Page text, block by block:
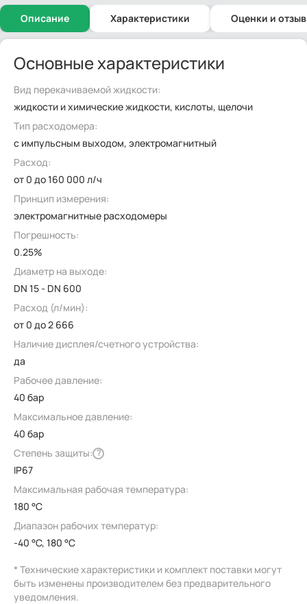
Описание Характеристики Оценки и
Основные характеристики
Вид перекачиваемой жидкости:
жидкости и химические жидкости, кислоты, щелочи
Тип расходомера:
с импульсным выходом, электромагнитный
Расход:
от 0 до 160 000 л/ч
Принцип измерения:
электромагнитные расходомеры
Погрешность:
0.25%
Диаметр на выходе:
DN 15 - DN 600
Расход (л/мин):
от 0 до 2 666
Наличие дисплея/счетного устройства:
да
Рабочее давление:
40 бар
Максимальное давление:
40 бар
Степень защиты: ?
IP67
Максимальная рабочая температура:
180 °C
Диапазон рабочих температур:
-40 °C, 180 °C
* Технические характеристики и комплект поставки могут
быть изменены производителем без предварительного
уведомления.